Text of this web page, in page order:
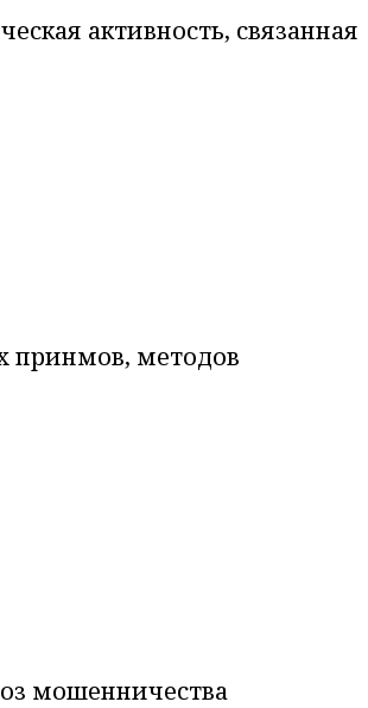
активность, связанная
принмов, методов
мошенничества